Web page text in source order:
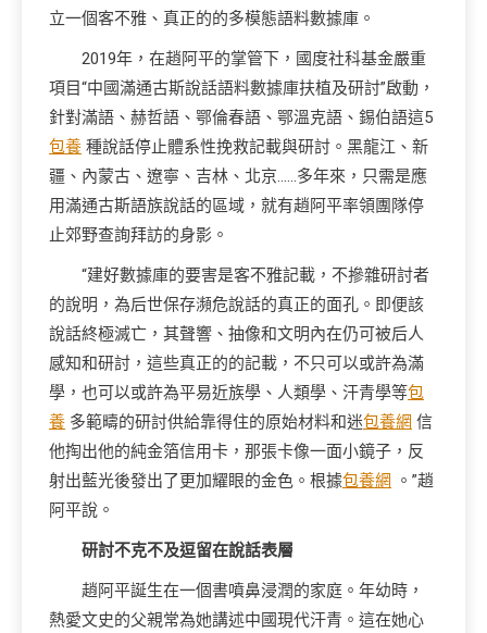
立一個客不雅、真正的的多模態語料數據庫。
2019年，在趙阿平的掌管下，國度社科基金嚴重
項目“中國滿通古斯說話語料數據庫扶植及研討”啟動，
針對滿語、赫哲語、鄂倫春語、鄂溫克語、錫伯語這5
包養 種說話停止體系性挽救記載與研討。黑龍江、新
疆、內蒙古、遼寧、吉林、北京……多年來，只需是應
用滿通古斯語族說話的區域，就有趙阿平率領團隊停
止郊野查詢拜訪的身影。
“建好數據庫的要害是客不雅記載，不摻雜研討者
的說明，為后世保存瀕危說話的真正的面孔。即便該
說話終極滅亡，其聲響、抽像和文明內在仍可被后人
感知和研討，這些真正的的記載，不只可以或許為滿
學，也可以或許為平易近族學、人類學、汗青學等包
養 多範疇的研討供給靠得住的原始材料和迷包養網 信
他掏出他的純金箔信用卡，那張卡像一面小鏡子，反
射出藍光後發出了更加耀眼的金色。根據包養網
。”趙
阿平說。
研討不克不及逗留在說話表層
趙阿平誕生在一個書噴鼻浸潤的家庭。年幼時，
熱愛文史的父親常為她講述中國現代汗青。這在她心